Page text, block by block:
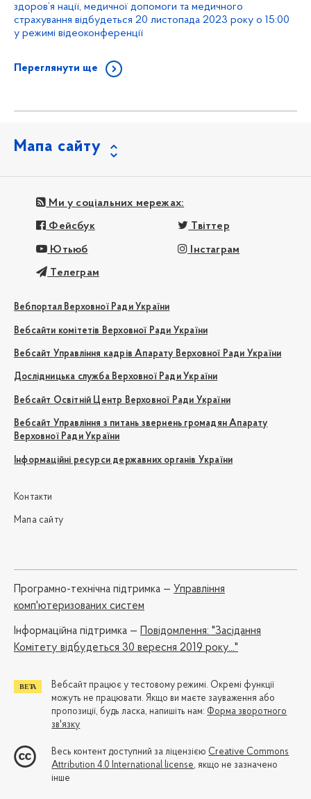
здоров’я нації, медичної допомоги та медичного
страхування відбудеться 20 листопада 2023 року о 15:00
у режимі відеоконференції
Переглянути ще
Мапа сайту
Ми у соціальних мережах:
Фейсбук Твіттер
Ютьюб Інстаграм
Телеграм
Вебпортал Верховної Ради України
Вебсайти комітетів Верховної Ради України
Вебсайт Управління кадрів Апарату Верховної Ради України
Дослідницька служба Верховної Ради України
Вебсайт Освітній Центр Верховної Ради України
Вебсайт Управління з питань звернень громадян Апарату
Верховної Ради України
Інформаційні ресурси державних органів України
Контакти
Мапа сайту
Програмно-технічна підтримка — Управління
комп'ютеризованих систем
Iнформаційна підтримка —
Повідомлення: "Засідання
Комітету відбудеться 30 вересня 2019 року..."
Вебсайт працює у тестовому режимі. Окремі функції
можуть не працювати. Якщо ви маєте зауваження або
пропозиції, будь ласка, напишіть нам: Форма зворотного
зв'язку
Весь контент доступний за ліцензією Creative Commons
Attribution 4.0 International license, якщо не зазначено
інше